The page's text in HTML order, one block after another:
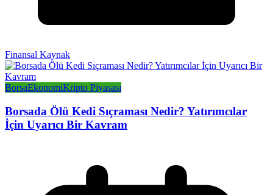
Finansal Kaynak
BorsaEkonomiKripto Piyasası
Borsada Ölü Kedi Sıçraması Nedir? Yatırımcılar
İçin Uyarıcı Bir Kavram